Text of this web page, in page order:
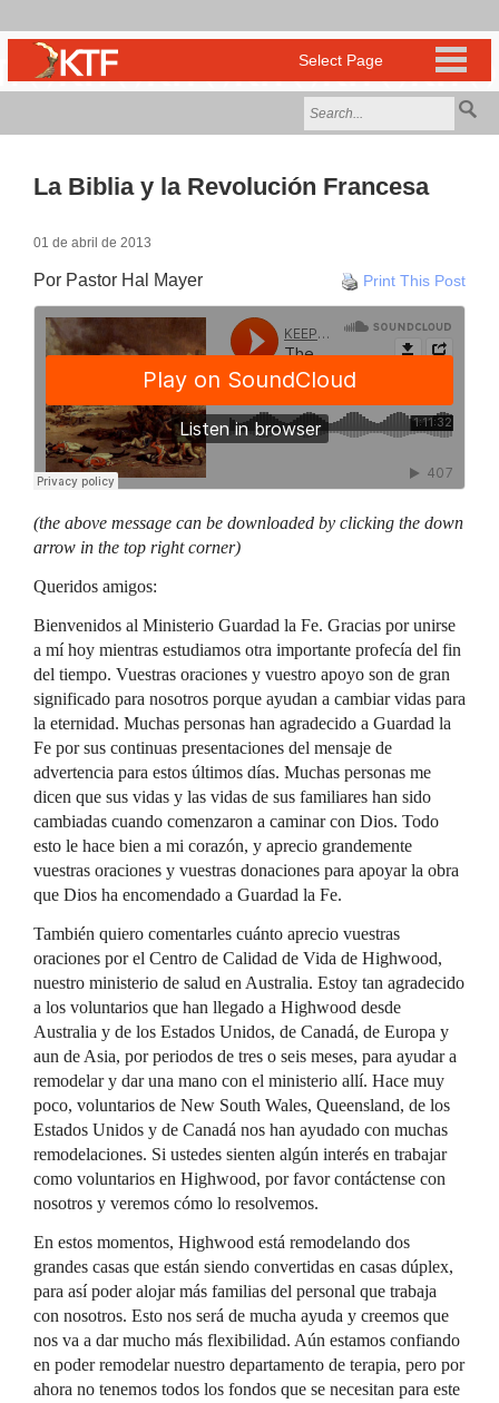
La Biblia y la Revolución Francesa
01 de abril de 2013
Print This Post
Por Pastor Hal Mayer
(the above message can be downloaded by clicking the down
arrow in the top right corner)
Queridos amigos:
Bienvenidos al Ministerio Guardad la Fe. Gracias por unirse
a mí hoy mientras estudiamos otra importante profecía del fin
del tiempo. Vuestras oraciones y vuestro apoyo son de gran
significado para nosotros porque ayudan a cambiar vidas para
la eternidad. Muchas personas han agradecido a Guardad la
Fe por sus continuas presentaciones del mensaje de
advertencia para estos últimos días. Muchas personas me
dicen que sus vidas y las vidas de sus familiares han sido
cambiadas cuando comenzaron a caminar con Dios. Todo
esto le hace bien a mi corazón, y aprecio grandemente
vuestras oraciones y vuestras donaciones para apoyar la obra
que Dios ha encomendado a Guardad la Fe.
También quiero comentarles cuánto aprecio vuestras
oraciones por el Centro de Calidad de Vida de Highwood,
nuestro ministerio de salud en Australia. Estoy tan agradecido
a los voluntarios que han llegado a Highwood desde
Australia y de los Estados Unidos, de Canadá, de Europa y
aun de Asia, por periodos de tres o seis meses, para ayudar a
remodelar y dar una mano con el ministerio allí. Hace muy
poco, voluntarios de New South Wales, Queensland, de los
Estados Unidos y de Canadá nos han ayudado con muchas
remodelaciones. Si ustedes sienten algún interés en trabajar
como voluntarios en Highwood, por favor contáctense con
nosotros y veremos cómo lo resolvemos.
En estos momentos, Highwood está remodelando dos
grandes casas que están siendo convertidas en casas dúplex,
para así poder alojar más familias del personal que trabaja
con nosotros. Esto nos será de mucha ayuda y creemos que
nos va a dar mucho más flexibilidad. Aún estamos confiando
en poder remodelar nuestro departamento de terapia, pero por
ahora no tenemos todos los fondos que se necesitan para este